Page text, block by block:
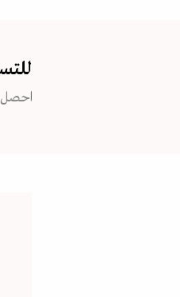
احصل